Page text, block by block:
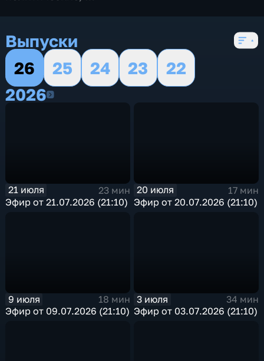
Выпуски
26
25 24 23
22
20262026
21 июля
23 мин
Эфир от 21.07.2026 (21:10)
20 июля
17 мин
Эфир от 20.07.2026 (21:10)
9 июля
18 мин
Эфир от 09.07.2026 (21:10)
3 июля
34 мин
Эфир от 03.07.2026 (21:10)